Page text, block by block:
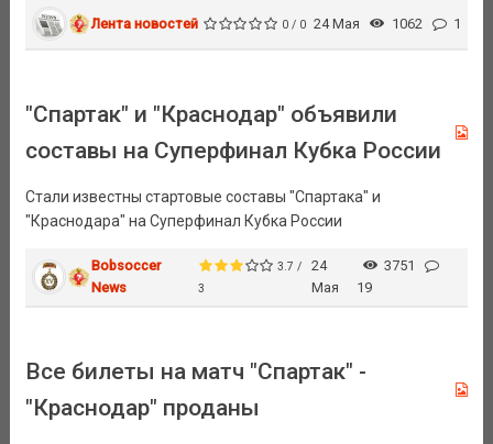
Лента новостей 0 / 0 24 Мая 1062 1
"Спартак" и "Краснодар" объявили
составы на Суперфинал Кубка России
Стали известны стартовые составы "Спартака" и
"Краснодара" на Суперфинал Кубка России
Bobsoccer
News
3.7 /
3
24
Мая
3751
19
Все билеты на матч "Спартак" -
"Краснодар" проданы